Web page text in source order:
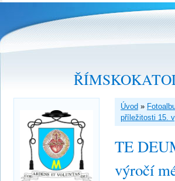
Úvod »
příležitosti 15.
TE
výročí